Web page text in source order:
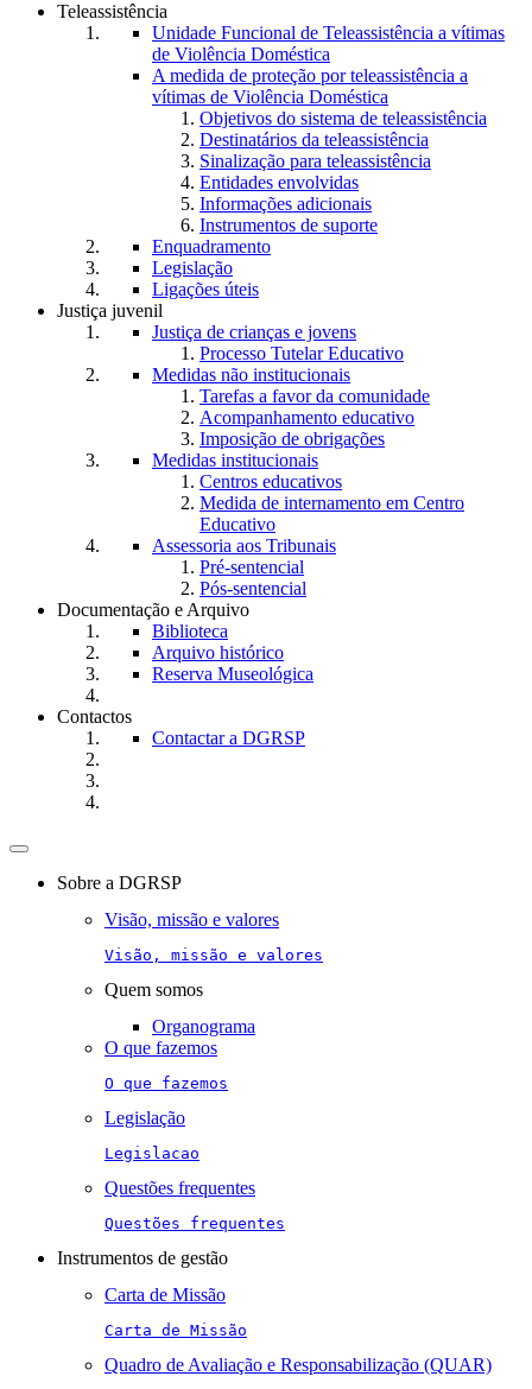
Teleassistência
Unidade Funcional de Teleassistência a vítimas
de Violência Doméstica
A medida de proteção por teleassistência a
vítimas de Violência Doméstica
Objetivos do sistema de teleassistência
Destinatários da teleassistência
Sinalização para teleassistência
Entidades envolvidas
Informações adicionais
Instrumentos de suporte
Enquadramento
Legislação
Ligações úteis
Justiça juvenil
Justiça de crianças e jovens
Processo Tutelar Educativo
Medidas não institucionais
Tarefas a favor da comunidade
Acompanhamento educativo
Imposição de obrigações
Medidas institucionais
Centros educativos
Medida de internamento em Centro
Educativo
Assessoria aos Tribunais
Pré-sentencial
Pós-sentencial
Documentação e Arquivo
Biblioteca
Arquivo histórico
Reserva Museológica
Contactos
Contactar a DGRSP
Toggle
navigationSobre a DGRSP
Visão, missão e valores
Visão, missão e valores
Quem somos
Organograma
O que fazemos
O que fazemos
Legislação
Legislacao
Questões frequentes
Questões frequentes
Instrumentos de gestão
Carta de Missão
Carta de Missão
Quadro de Avaliação e Responsabilização (QUAR)